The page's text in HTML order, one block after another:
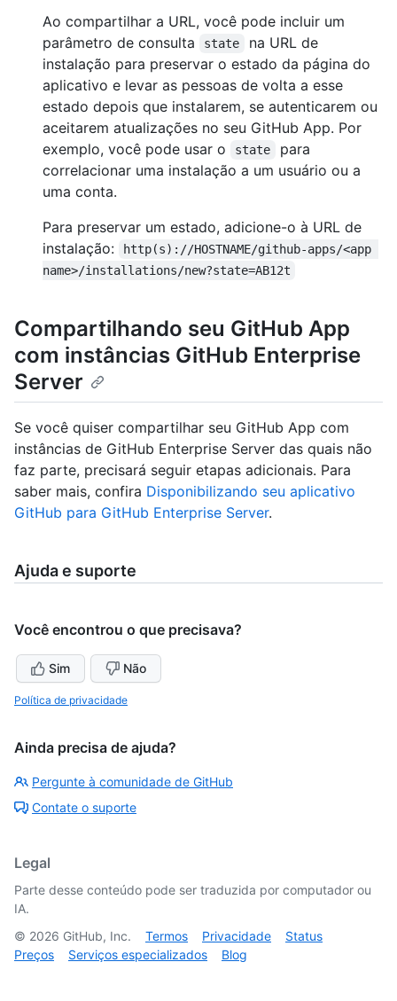
Ao compartilhar a URL, você pode incluir um
parâmetro de consulta
state
na URL de
instalação para preservar o estado da página do
aplicativo e levar as pessoas de volta a esse
estado depois que instalarem, se autenticarem ou
aceitarem atualizações no seu GitHub App. Por
exemplo, você pode usar o
state
para
correlacionar uma instalação a um usuário ou a
uma conta.
Para preservar um estado, adicione-o à URL de
instalação:
http(s)://HOSTNAME/github-apps/<app
name>/installations/new?state=AB12t
Compartilhando seu GitHub App
com instâncias GitHub Enterprise
Server
Se você quiser compartilhar seu GitHub App com
instâncias de GitHub Enterprise Server das quais não
faz parte, precisará seguir etapas adicionais. Para
saber mais, confira Disponibilizando seu aplicativo
GitHub para GitHub Enterprise Server.
Ajuda e suporte
Você encontrou o que precisava?
Sim Não
Política de privacidade
Ainda precisa de ajuda?
Pergunte à comunidade de GitHub
Contate o suporte
Legal
Parte desse conteúdo pode ser traduzida por computador ou
IA.
© 2026 GitHub, Inc. Termos Privacidade
Status
Preços
Serviços especializados Blog